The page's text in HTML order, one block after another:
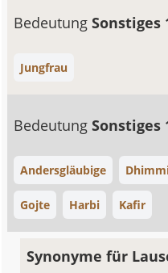
BedeutungSonstiges
Jungfrau
BedeutungSonstiges
Andersgläubige
Gojte Harbi Kafir
Synonyme für